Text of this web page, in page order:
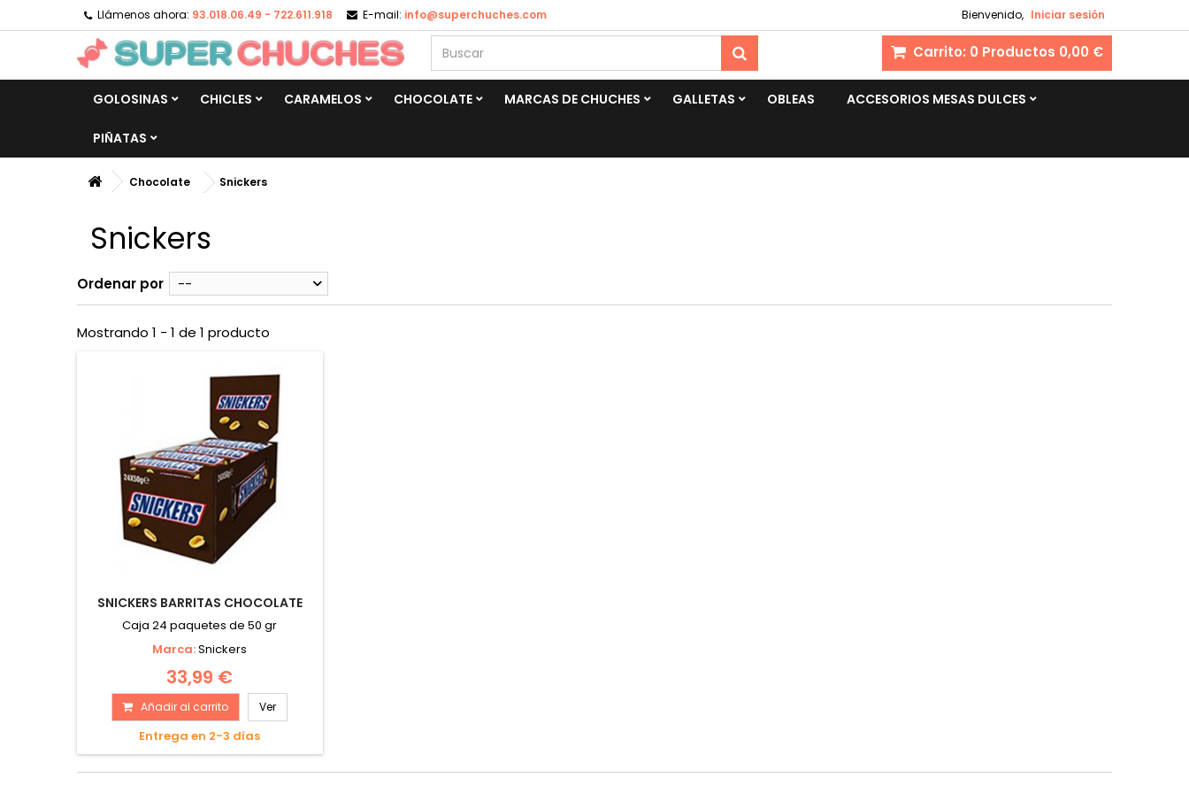
Bienvenido, Iniciar sesión
Llámenos ahora: 93.018.06.49 - 722.611.918 E-mail: info@superchuches.com
Carrito: 0 Productos 0,00 €
GOLOSINAS CHICLES CARAMELOS CHOCOLATE MARCAS DE CHUCHES GALLETAS OBLEAS ACCESORIOS MESAS DULCES
PIÑATAS
Chocolate Snickers
Snickers
Ordenar por --
Mostrando 1 - 1 de 1 producto
SNICKERS BARRITAS CHOCOLATE
Caja 24 paquetes de 50 gr
Marca:Snickers
33,99 €
Añadir al carrito Ver
Entrega en 2-3 días